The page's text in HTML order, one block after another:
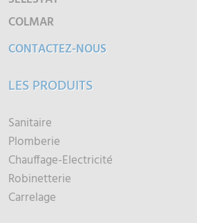
COLMAR
CONTACTEZ-NOUS
LES PRODUITS
Sanitaire
Plomberie
Chauffage-Electricité
Robinetterie
Carrelage